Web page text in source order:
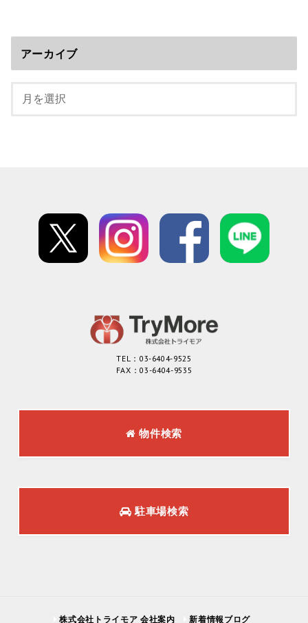
アーカイブ
TEL：03-6404-9525
FAX：03-6404-9535
物件検索
駐車場検索
株式会社トライモア 会社案内 新着情報ブログ